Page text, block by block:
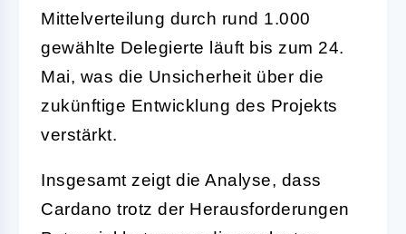
Mittelverteilung durch rund 1.000
gewählte Delegierte läuft bis zum 24.
Mai, was die Unsicherheit über die
zukünftige Entwicklung des Projekts
verstärkt.
Insgesamt zeigt die Analyse, dass
Cardano trotz der Herausforderungen